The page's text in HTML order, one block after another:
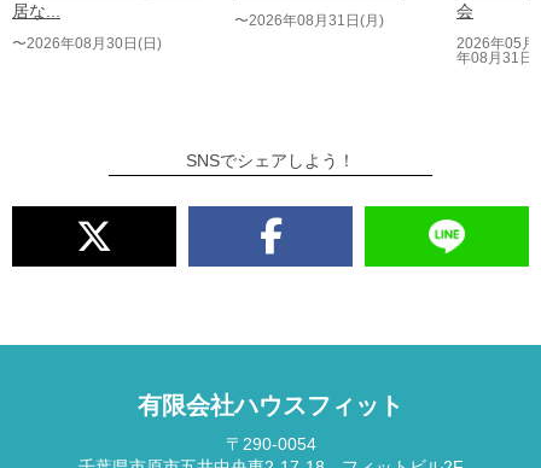
居な...
〜2026年08月30日(日)
〜2026年08月31日(月)
会
2026年05月
年08月31日(
SNSでシェアしよう！
有限会社ハウスフィット
〒290-0054